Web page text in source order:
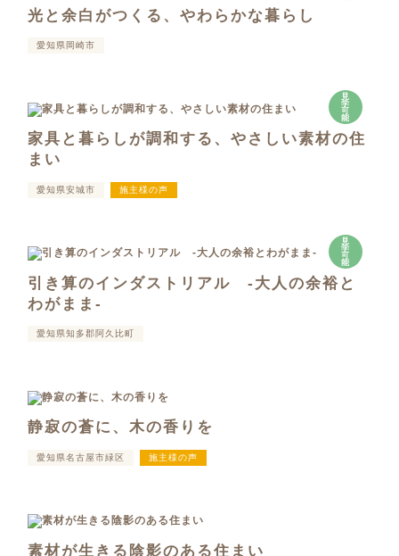
光と余白がつくる、やわらかな暮らし
愛知県岡崎市
見
学
可
能
家具と暮らしが調和する、やさしい素材の住
まい
愛知県安城市 施主様の声
見
学
可
能
引き算のインダストリアル -大人の余裕と
わがまま-
愛知県知多郡阿久比町
静寂の蒼に、木の香りを
愛知県名古屋市緑区 施主様の声
素材が生きる陰影のある住まい